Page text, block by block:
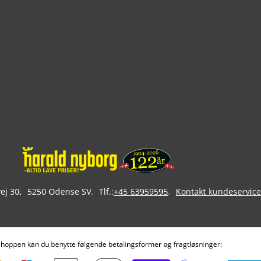
30 5250 Odense SV Tlf.:+45 63959595 Kontakt kundeservice
kan du benytte følgende betalingsformer og fragtløsninger: